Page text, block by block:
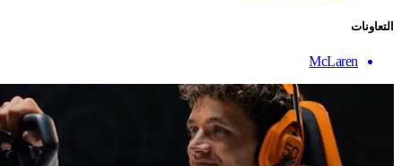
التعاونات
McLaren